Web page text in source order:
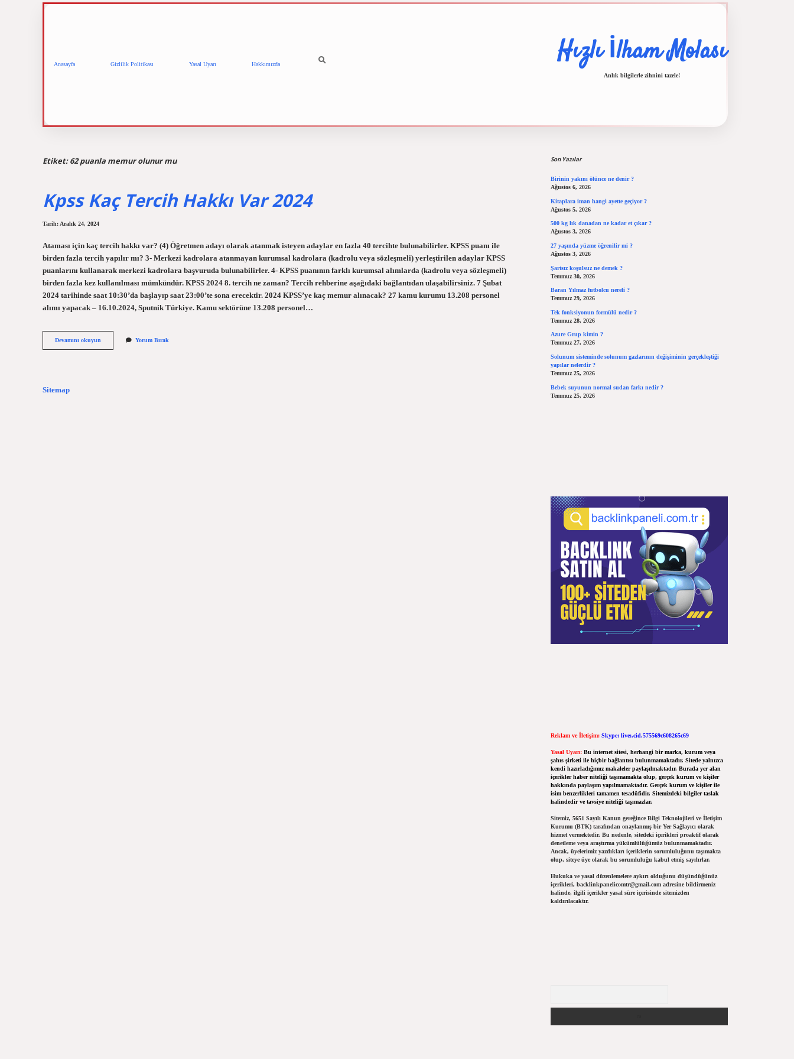
Anasayfa Gizlilik Politikası Yasal Uyarı Hakkımızda Hızlı İlham Molası
Anlık bilgilerle zihnini tazele!
Etiket:62 puanla memur olunur mu
Kpss Kaç Tercih Hakkı Var 2024
Tarih: Aralık 24, 2024
Ataması için kaç tercih hakkı var? (4) Öğretmen adayı olarak atanmak isteyen adaylar en fazla 40 tercihte bulunabilirler. KPSS puanı ile
birden fazla tercih yapılır mı? 3- Merkezi kadrolara atanmayan kurumsal kadrolara (kadrolu veya sözleşmeli) yerleştirilen adaylar KPSS
puanlarını kullanarak merkezi kadrolara başvuruda bulunabilirler. 4- KPSS puanının farklı kurumsal alımlarda (kadrolu veya sözleşmeli)
birden fazla kez kullanılması mümkündür. KPSS 2024 8. tercih ne zaman? Tercih rehberine aşağıdaki bağlantıdan ulaşabilirsiniz. 7 Şubat
2024 tarihinde saat 10:30’da başlayıp saat 23:00’te sona erecektir. 2024 KPSS’ye kaç memur alınacak? 27 kamu kurumu 13.208 personel
alımı yapacak – 16.10.2024, Sputnik Türkiye. Kamu sektörüne 13.208 personel…
Devamını okuyun
Kaç
Yorum Bırak
Sitemap
Son Yazılar
Birinin yakını ölünce ne denir ?
Ağustos 6, 2026
Kitaplara iman hangi ayette geçiyor ?
Ağustos 5, 2026
500 kg lık danadan ne kadar et çıkar ?
Ağustos 3, 2026
27 yaşında yüzme öğrenilir mi ?
Ağustos 3, 2026
Şartsız koşulsuz ne demek ?
Temmuz 30, 2026
Baran Yılmaz futbolcu nereli ?
Temmuz 29, 2026
Tek fonksiyonun formülü nedir ?
Temmuz 28, 2026
Azure Grup kimin ?
Temmuz 27, 2026
Solunum sisteminde solunum gazlarının değişiminin gerçekleştiği
yapılar nelerdir ?
Temmuz 25, 2026
Bebek suyunun normal sudan farkı nedir ?
Temmuz 25, 2026
Reklam ve İletişim: Skype: live:.cid.575569c608265c69
Yasal Uyarı: Bu internet sitesi, herhangi bir marka, kurum veya
şahıs şirketi ile hiçbir bağlantısı bulunmamaktadır. Sitede yalnızca
kendi hazırladığımız makaleler paylaşılmaktadır. Burada yer alan
içerikler haber niteliği taşımamakta olup, gerçek kurum ve kişiler
hakkında paylaşım yapılmamaktadır. Gerçek kurum ve kişiler ile
isim benzerlikleri tamamen tesadüfidir. Sitemizdeki bilgiler taslak
halindedir ve tavsiye niteliği taşımazlar.
Sitemiz, 5651 Sayılı Kanun gereğince Bilgi Teknolojileri ve İletişim
Kurumu (BTK) tarafından onaylanmış bir Yer Sağlayıcı olarak
hizmet vermektedir. Bu nedenle, sitedeki içerikleri proaktif olarak
denetleme veya araştırma yükümlülüğümüz bulunmamaktadır.
Ancak, üyelerimiz yazdıkları içeriklerin sorumluluğunu taşımakta
olup, siteye üye olarak bu sorumluluğu kabul etmiş sayılırlar.
Hukuka ve yasal düzenlemelere aykırı olduğunu düşündüğünüz
içerikleri, backlinkpanelicomtr@gmail.comadresine bildirmeniz
halinde, ilgili içerikler yasal süre içerisinde sitemizden
kaldırılacaktır.